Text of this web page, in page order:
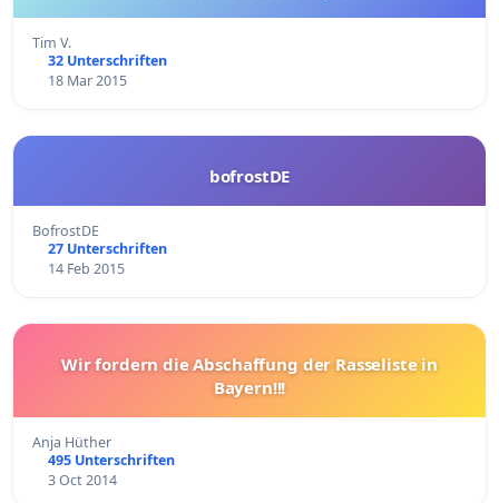
Tim V.
32 Unterschriften
18 Mar 2015
bofrostDE
BofrostDE
27 Unterschriften
14 Feb 2015
Wir fordern die Abschaffung der Rasseliste in
Bayern!!!
Anja Hüther
495 Unterschriften
3 Oct 2014